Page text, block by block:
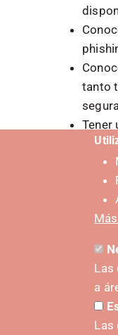
tanto
Tener
Las
a
Las